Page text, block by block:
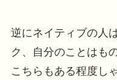
逆にネイティブの人
ク、自分のことはも
こちらもある程度し